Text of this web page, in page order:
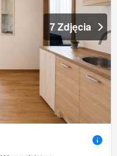
7 Zdjęcia